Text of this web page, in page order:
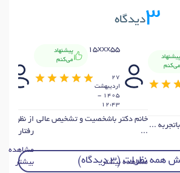
3دیدگاه
پیشنهاد
می‌کنم
...
15xxx55
پیشنهاد
می‌کنم
27
ارديبهشت
1405 -
12:43
خانم دکتر باشخصیت و تشخیص عالی
...
مشاهده بیشتر
از نظر
رفتار همه
مشاهده
بیشتر
همه نظرات (3 دیدگاه)